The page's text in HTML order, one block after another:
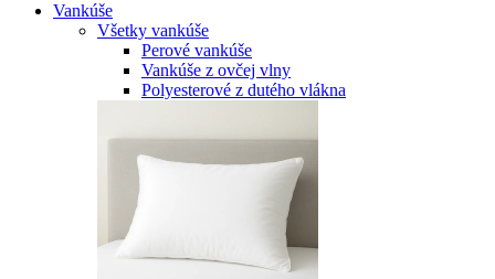
Vankúše
Všetky vankúše
Perové vankúše
Vankúše z ovčej vlny
Polyesterové z dutého vlákna